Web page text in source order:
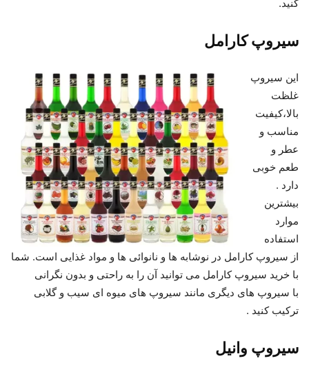
کنید.
سیروپ کارامل
این سیروپ
غلظت
بالا،کیفیت
مناسب و
عطر و
طعم خوبی
دارد .
بیشترین
موارد
استفاده
از سیروپ کارامل در نوشابه ها و نانوائی ها و مواد غذایی است. شما
با خرید سیروپ کارامل می توانید آن را به راحتی و بدون نگرانی
با سیروپ های دیگری مانند سیروپ های میوه ای سیب و گلابی
ترکیب کنید .
سیروپ وانیل